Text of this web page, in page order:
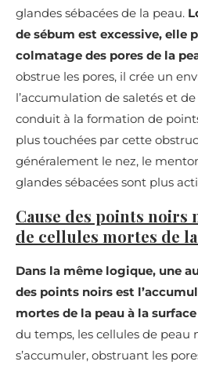
glandes sébacées de la peau.
de sébum est excessive, elle
colmatage des pores de la
obstrue les pores, il crée un
l’accumulation de saletés et
conduit à la formation de
plus touchées par cette
généralement le nez, le
glandes sébacées sont plus
Cause des points noirs
de cellules mortes de
Dans la même logique, une
des points noirs est
mortes de la peau à la
du temps, les cellules de peau
s’accumuler, obstruant les